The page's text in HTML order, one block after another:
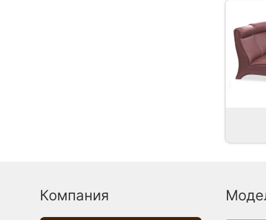
Компания